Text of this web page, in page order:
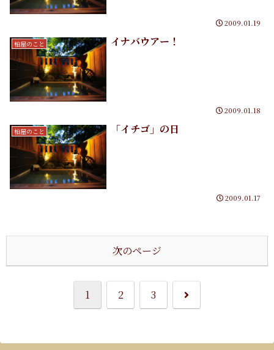
2009.01.19
柏屋のこと イナバウアー！
2009.01.18
柏屋のこと 「イチゴ」の日
2009.01.17
次のページ
1 2 3
次